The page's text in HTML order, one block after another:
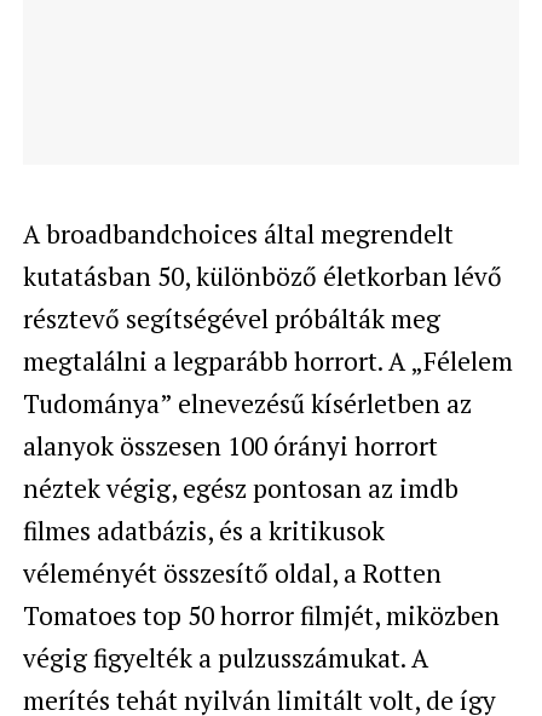
A broadbandchoices által megrendelt
kutatásban 50, különböző életkorban lévő
résztevő segítségével próbálták meg
megtalálni a legparább horrort. A „Félelem
Tudománya” elnevezésű kísérletben az
alanyok összesen 100 órányi horrort
néztek végig, egész pontosan az imdb
filmes adatbázis, és a kritikusok
véleményét összesítő oldal, a Rotten
Tomatoes top 50 horror filmjét, miközben
végig figyelték a pulzusszámukat. A
merítés tehát nyilván limitált volt, de így